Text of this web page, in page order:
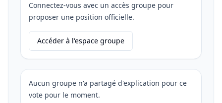
Connectez-vous avec un accès groupe pour
proposer une position officielle.
Accéder à l'espace groupe
Aucun groupe n'a partagé d'explication pour ce
vote pour le moment.